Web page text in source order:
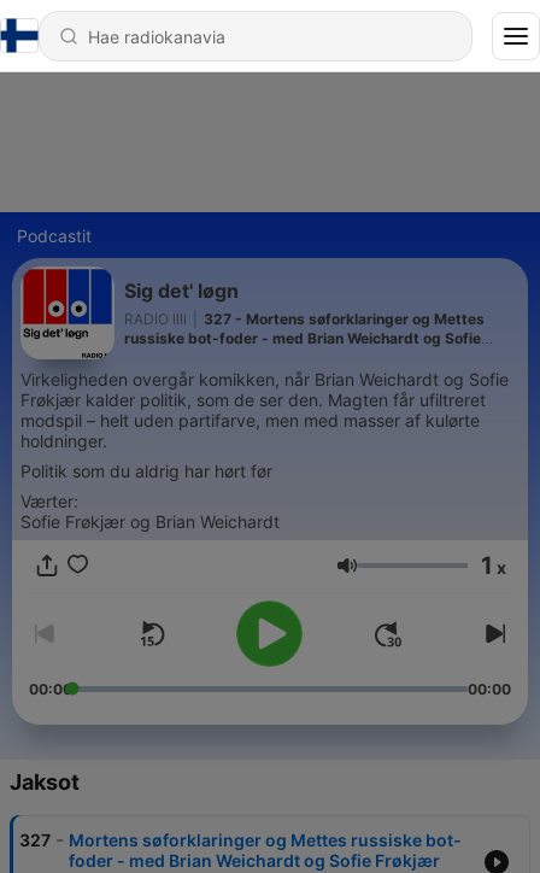
Podcastit
Sig det' løgn
RADIO IIII
327 - Mortens søforklaringer og Mettes
russiske bot-foder - med Brian Weichardt og Sofie
Virkeligheden overgår komikken, når Brian Weichardt og Sofie
Frøkjær kalder politik, som de ser den. Magten får ufiltreret
modspil – helt uden partifarve, men med masser af kulørte
holdninger.
Politik som du aldrig har hørt før
Værter:
Sofie Frøkjær og Brian Weichardt
Äänenvoimakkuus
1 x
00:00 00:00
Jaksot
327 - Mortens søforklaringer og Mettes russiske bot-
foder - med Brian Weichardt og Sofie Frøkjær